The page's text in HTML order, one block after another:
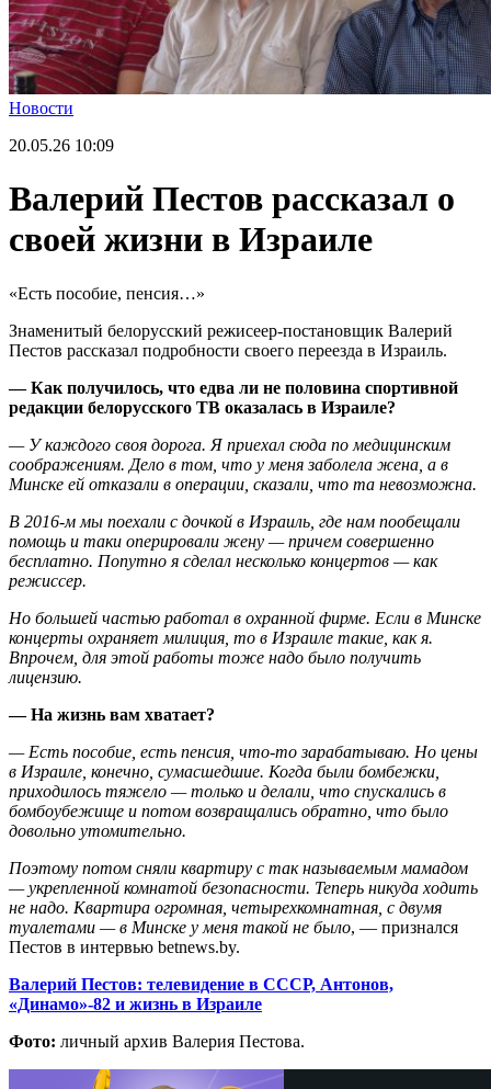
Новости
20.05.26 10:09
Валерий Пестов рассказал о
своей жизни в Израиле
«Есть пособие, пенсия…»
Знаменитый белорусский режисеер-постановщик Валерий
Пестов рассказал подробности своего переезда в Израиль.
—Как получилось, что едва ли не половина спортивной
редакции белорусского ТВ оказалась в Израиле?
—У каждого своя дорога. Я приехал сюда по медицинским
соображениям. Дело в том что у меня заболела жена, а в
Минске ей отказали в операции, сказали, что та невозможна.
В 2016-м мы поехали с дочкой в Израиль, где нам пообещали
помощь и таки оперировали жену —причем совершенно
бесплатно. Попутно я сделал несколько концертов — как
режиссер.
Но большей частью работал в охранной фирме. Если в Минске
концерты охраняет милиция, то в Израиле такие, как я.
Впрочем, для этой работы тоже надо было получить
лицензию.
—На жизнь вам хватает?
— Есть пособие, есть пенсия, что-то зарабатываю. Но цены
в Израиле , конечно, сумасшедшие. Когда были бомбежки,
приходилось тяжело —только и делали, что спускались в
бомбоубежище и потом возвращались обратно, что было
довольно утомительно.
Поэтому потом сняли квартиру с так называемым мамадом
—укрепленной комнатой безопасности. Теперь никуда ходить
не надо. Квартира огромная, четырехкомнатная, с двумя
туалетами — в Минске у меня такой не было, — признался
Пестов в интервью betnews.by.
Валерий Пестов: телевидение в СССР, Антонов,
«Динамо»-82 и жизнь в Израиле
Фото: личный архив Валерия Пестова.